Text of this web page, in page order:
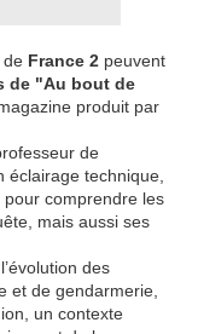
de France 2 peuvent
de "Au bout de
magazine produit par
de
technique,
comprendre les
mais aussi ses
des
et de gendarmerie,
un contexte